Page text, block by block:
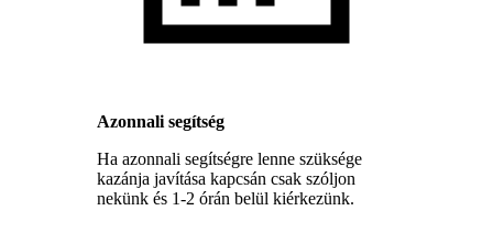
Azonnali segítség
Ha azonnali segítségre lenne szüksége
kazánja javítása kapcsán csak szóljon
nekünk és 1-2 órán belül kiérkezünk.